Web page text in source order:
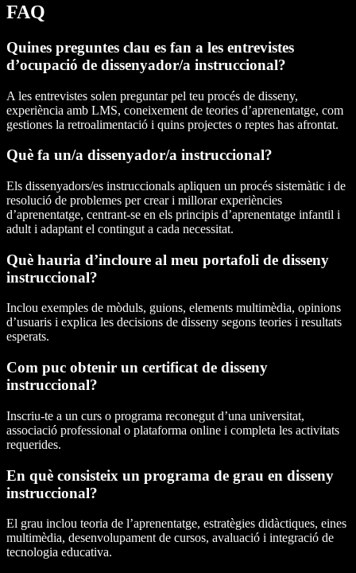
FAQ
Quines preguntes clau es fan a les entrevistes
d’ocupació de dissenyador/a instruccional?
A les entrevistes solen preguntar pel teu procés de disseny,
experiència amb LMS, coneixement de teories d’aprenentatge, com
gestiones la retroalimentació i quins projectes o reptes has afrontat.
Què fa un/a dissenyador/a instruccional?
Els dissenyadors/es instruccionals apliquen un procés sistemàtic i de
resolució de problemes per crear i millorar experiències
d’aprenentatge, centrant-se en els principis d’aprenentatge infantil i
adult i adaptant el contingut a cada necessitat.
Què hauria d’incloure al meu portafoli de disseny
instruccional?
Inclou exemples de mòduls, guions, elements multimèdia, opinions
d’usuaris i explica les decisions de disseny segons teories i resultats
esperats.
Com puc obtenir un certificat de disseny
instruccional?
Inscriu-te a un curs o programa reconegut d’una universitat,
associació professional o plataforma online i completa les activitats
requerides.
En què consisteix un programa de grau en disseny
instruccional?
El grau inclou teoria de l’aprenentatge, estratègies didàctiques, eines
multimèdia, desenvolupament de cursos, avaluació i integració de
tecnologia educativa.